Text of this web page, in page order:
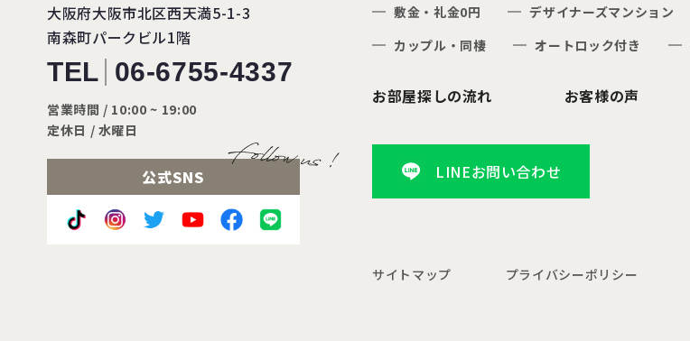
大阪府大阪市北区西天満5-1-3
南森町パークビル1階
TEL 06-6755-4337
営業時間 / 10:00 ~ 19:00
定休日 / 水曜日
公式SNS
敷金・礼金0円 デザイナーズマンション
カップル・同棲
オートロック付き
お部屋探しの流れ お客様の声
LINEお問い合わせ
サイトマップ プライバシーポリシー